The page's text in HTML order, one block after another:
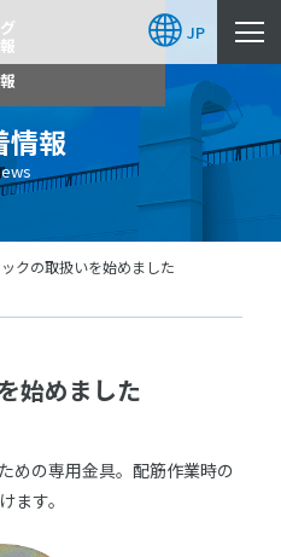
JP
情報
クの取扱いを始めました
始めました
めの専用金具。配筋作業時の
ます。